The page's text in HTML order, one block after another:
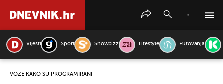
Vijesti Sport Showbizz Lifestyle Putovanja
VOZE KAKO SU PROGRAMIRANI
PRETRAŽITE VIJESTI